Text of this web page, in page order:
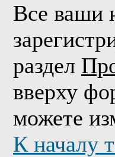
Все ваши
раздел
вверху
можете
К началу